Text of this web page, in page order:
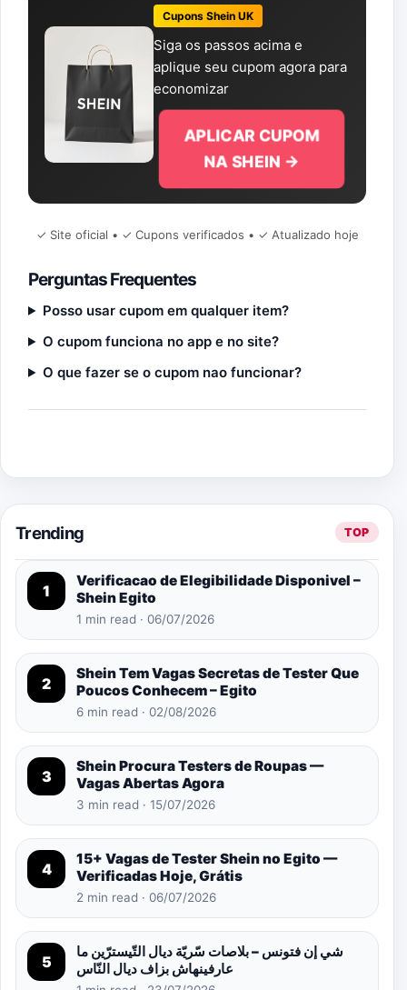
Cupons Shein UK
Siga os passos acima e
aplique seu cupom agora para
economizar
APLICAR CUPOM
NA SHEIN →
✓ Site oficial • ✓ Cupons verificados • ✓ Atualizado hoje
Perguntas Frequentes
Posso usar cupom em qualquer item?
O cupom funciona no app e no site?
O que fazer se o cupom nao funcionar?
Trending TOP
1
Verificacao de Elegibilidade Disponivel –
Shein Egito
1 min read · 06/07/2026
2
Shein Tem Vagas Secretas de Tester Que
Poucos Conhecem – Egito
6 min read · 02/08/2026
3
Shein Procura Testers de Roupas —
Vagas Abertas Agora
3 min read · 15/07/2026
4
15+ Vagas de Tester Shein no Egito —
Verificadas Hoje, Grátis
2 min read · 06/07/2026
5
شي إن فتونس – بلاصات سّريّة ديال التّيسترّين ما
عارفينهاش بزاف ديال النّاس